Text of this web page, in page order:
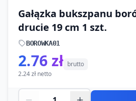
Gałązka bukszpanu
drucie 19 cm 1 szt.
BOROWKA01
2.76 zł brutto
2.24 zł netto